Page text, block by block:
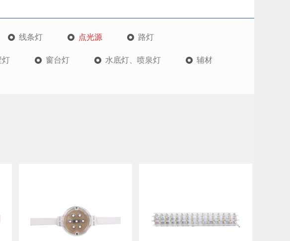
线条灯 点光源 路灯
灯 窗台灯 水底灯、喷泉灯 辅材